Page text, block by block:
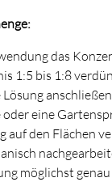
das
1:5 bis 1:8
oder eine
auf den Flächen
möglichst